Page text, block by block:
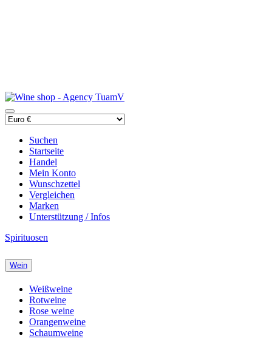
Suchen
Startseite
Handel
Mein Konto
Wunschzettel
Vergleichen
Marken
Unterstützung / Infos
Spirituosen
Wein
Weißweine
Rotweine
Rose weine
Orangenweine
Schaumweine